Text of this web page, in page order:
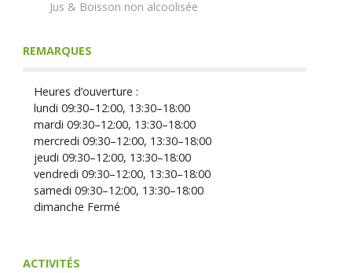
Jus & Boisson non alcoolisée
REMARQUES
Heures d’ouverture :
lundi 09:30–12:00, 13:30–18:00
mardi 09:30–12:00, 13:30–18:00
mercredi 09:30–12:00, 13:30–18:00
jeudi 09:30–12:00, 13:30–18:00
vendredi 09:30–12:00, 13:30–18:00
samedi 09:30–12:00, 13:30–18:00
dimanche Fermé
ACTIVITÉS